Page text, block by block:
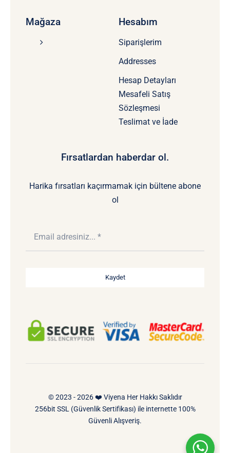
Mağaza Hesabım
Siparişlerim
Addresses
Hesap Detayları
Mesafeli Satış
Sözleşmesi
Teslimat ve İade
Fırsatlardan haberdar ol.
Harika fırsatları kaçırmamak için bültene abone
ol
Kaydet
© 2023 - 2026 ❤️ Viyena Her Hakkı Saklıdır
256bit SSL (Güvenlik Sertifikası) ile internette 100%
Güvenli Alışveriş.